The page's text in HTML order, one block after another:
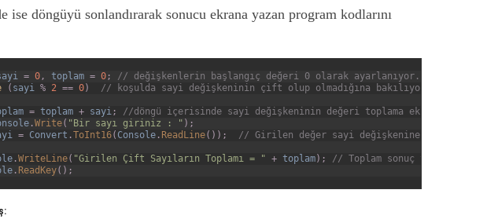
ise döngüyü sonlandırarak sonucu ekrana yazan program kodlarını
= 0 , toplam = 0 ;
// değişkenlerin başlangıç değeri 0 olarak ayarlanıyor.
( sayi % 2 == 0)
// koşulda sayi değişkeninin çift olup olmadığına bakılıyor.
= toplam + sayi;
//döngü içerisinde sayi değişkeninin değeri toplama ekleniyor.
.Write( "Bir sayı giriniz : " ) ;
= Convert .ToInt16( Console . ReadLine( ) ) ;
// Girilen değer sayi değişkenine atanıyor.
.WriteLine( "Girilen Çift Sayıların Toplamı = " + toplam) ;
// Toplam sonuç yazdırılıyor.
. ReadKey( ) ;